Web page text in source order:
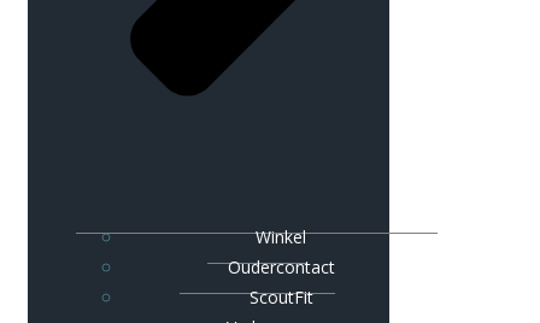
Winkel
Oudercontact
ScoutFit